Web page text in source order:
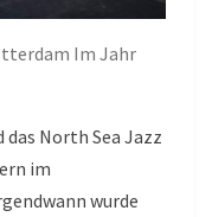
Im Jahr
North Sea Jazz
im
wurde